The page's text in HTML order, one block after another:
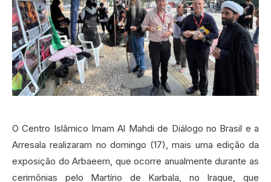
O Centro Islâmico Imam Al Mahdi de Diálogo no Brasil e a
Arresala realizaram no domingo (17), mais uma edição da
exposição do Arbaeem, que ocorre anualmente durante as
cerimônias pelo Martírio de Karbala, no Iraque, que